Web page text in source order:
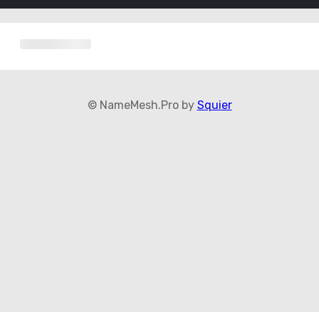
© NameMesh.Pro by Squier